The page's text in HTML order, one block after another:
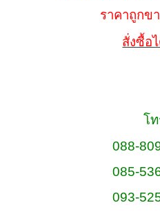
ราคาถูกข
สั่งซื้อ
โ
088-
085-
093-